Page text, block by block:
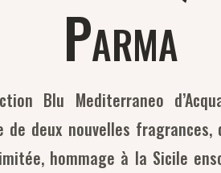
Parma
Blu Mediterraneo
de deux nouvelles
hommage à la Sicile